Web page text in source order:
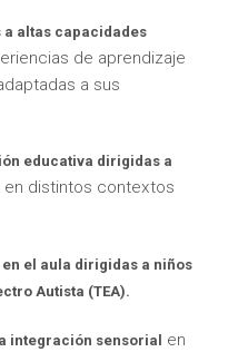
a altas capacidades
de aprendizaje
a sus
educativa dirigidas a
en distintos contextos
el aula dirigidas a niños
Autista (TEA).
integración sensorial
en